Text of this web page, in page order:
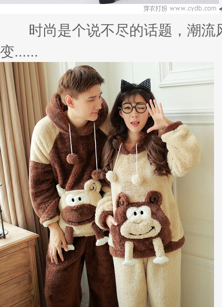
时尚是个说不尽的话题，潮流
变......